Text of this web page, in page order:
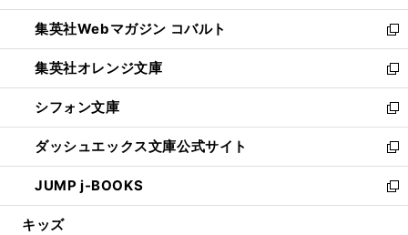
開
く
ウ
で
開
く
ン
ド
ウ
で
開
く
ウ
ィ
ン
ド
ウ
で
開
く
集英社Webマガジン コバルト
新
し
い
ウ
ィ
ン
ド
ウ
で
開
集英社オレンジ文庫
新
し
い
ウ
ィ
ン
ド
ウ
シフォン文庫
新
し
い
ウ
ィ
ン
ダッシュエックス文庫公式サイト
新
し
い
ウ
JUMP j-BOOKS
新
し
キッズ